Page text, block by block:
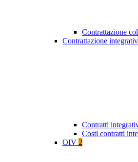
Contrattazione
Contrattazione
Contratti
Costi contratti
OIV 2